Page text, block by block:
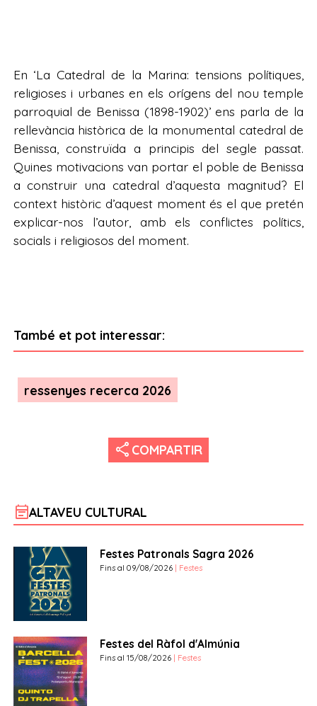
En ‘La Catedral de la Marina: tensions polítiques,
religioses i urbanes en els orígens del nou temple
parroquial de Benissa (1898-1902)’ ens parla de la
rellevància històrica de la monumental catedral de
Benissa, construïda a principis del segle passat.
Quines motivacions van portar el poble de Benissa
a construir una catedral d’aquesta magnitud? El
context històric d’aquest moment és el que pretén
explicar-nos l’autor, amb els conflictes polítics,
socials i religiosos del moment.
També et pot interessar:
ressenyes recerca 2026
share COMPARTIR
event_noteALTAVEU CULTURAL
Festes Patronals Sagra 2026
Fins al 09/08/2026 | Festes
Festes del Ràfol d'Almúnia
Fins al 15/08/2026 | Festes